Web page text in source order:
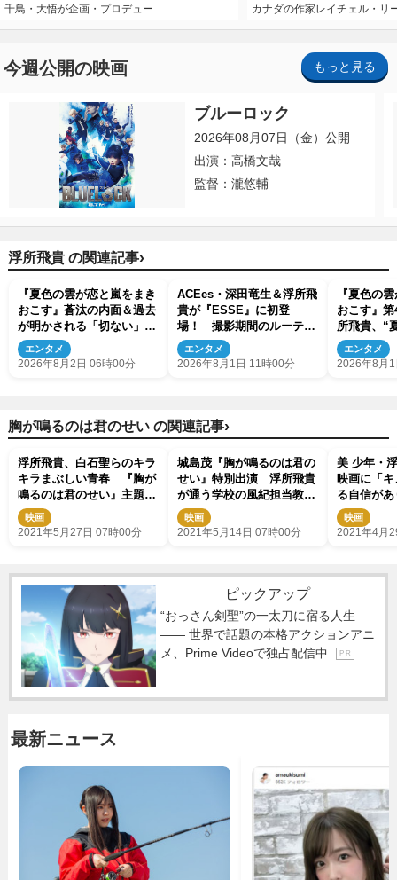
千鳥・大悟が企画・プロデュー…
カナダの作家レイチェル・リ
今週公開の映画 もっと見る
ブルーロック
2026年08月07日（金）公開
出演：高橋文哉
監督：瀧悠輔
浮所飛貴 の関連記事›
『夏色の雲が恋と嵐をまき
おこす』蒼汰の内面＆過去
が明かされる「切ない」
「泣けてきちゃった」の声
エンタメ
2026年8月2日 06時00分
ACEes・深田竜生＆浮所飛
貴が『ESSE』に初登
場！ 撮影期間のルーティ
ンや暮らしぶりについて明
かす
エンタメ
2026年8月1日 11時00分
『夏色の
おこす』
所飛貴、“
家に泊まる
エンタメ
2026年8月
胸が鳴るのは君のせい の関連記事›
浮所飛貴、白石聖らのキラ
キラまぶしい青春 『胸が
鳴るのは君のせい』主題歌
特別PV解禁
映画
2021年5月27日 07時00分
城島茂『胸が鳴るのは君の
せい』特別出演 浮所飛貴
が通う学校の風紀担当教師
に映画
2021年5月14日 07時00分
美 少年・
映画に「
る自信が
映画
2021年4月
ピックアップ
“おっさん剣聖”の一太刀に宿る人生
―― 世界で話題の本格アクションアニ
メ、Prime Videoで独占配信中
P R
最新ニュース